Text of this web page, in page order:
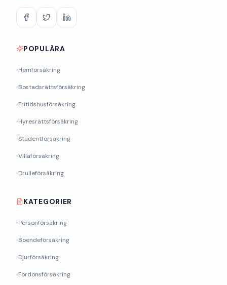
POPULÄRA
Hemförsäkring
Bostadsrättsförsäkring
Fritidshusförsäkring
Hyresrättsförsäkring
Studentförsäkring
Villaförsäkring
Drulleförsäkring
KATEGORIER
Personförsäkring
Boendeförsäkring
Djurförsäkring
Fordonsförsäkring